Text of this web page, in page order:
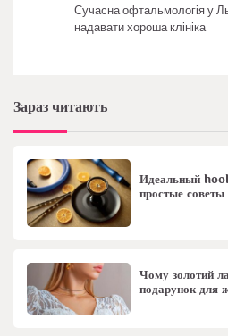
Сучасна офтальмологія у
надавати хороша клініка
Зараз читають
Идеальный
простые
Чому золотий
подарунок для